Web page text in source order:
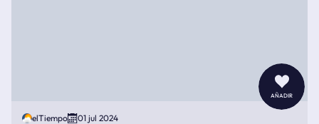
añadir
elTiempo 01 jul 2024